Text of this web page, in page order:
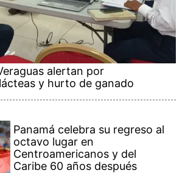
alertan por
y hurto de ganado
Panamá celebra su regreso al
octavo lugar en
Centroamericanos y del
Caribe 60 años después